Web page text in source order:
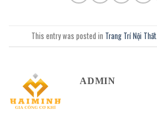
This entry was posted in Trang Trí Nội Thất
ADMIN